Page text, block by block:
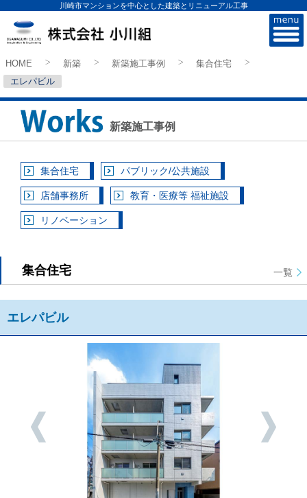
川崎市マンションを中心とした建築とリニューアル工事
HOME >新築 >新築施工事例 >
集合住宅
エレパビル
新築施工事例
集合住宅 パブリック/公共施設
店舗事務所 教育・医療等 福祉施設
リノベーション
集合住宅 一覧
エレパビル